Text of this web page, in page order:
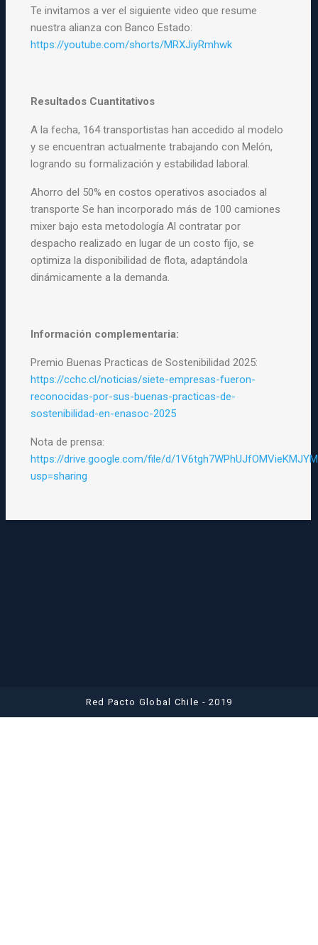
Te invitamos a ver el siguiente video que resume
nuestra alianza conBanco Estado:
https://youtube.com/shorts/MRXJiyRmhwk
Resultados Cuantitativos
A la fecha, 164 transportistas han accedido al modelo
y se encuentran actualmente trabajando con Melón,
logrando su formalización y estabilidad laboral.
Ahorro del 50% en costos operativos asociados al
transporte Se han incorporado más de 100 camiones
mixer bajo esta metodología Al contratar por
despacho realizado en lugar de un costo fijo, se
optimiza la disponibilidad de flota, adaptándola
dinámicamente a la demanda.
Información complementaria:
Premio Buenas Practicas de Sostenibilidad 2025:
https://cchc.cl/noticias/siete-empresas-fueron-
reconocidas-por-sus-buenas-practicas-de-
sostenibilidad-en-enasoc-2025
Nota de prensa:
https://drive.google.com/file/d/
usp=sharing
Red Pacto Global Chile - 2019